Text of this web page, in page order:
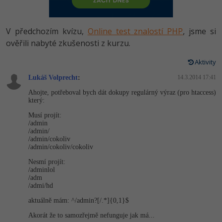
HTML5, CSS3, Bootstrap, SEO
SQL a databáze
UML a návrhové vzory
React
Spring
ASP.NET MVC
Django
Best practices
PHP
JavaScript
HTML / CSS
UML a návrhové vzory
MySQL/MariaDB
MS-SQL
SQLite
Vývojář mobilních aplikací
Specialista na AI a bigdata
Webdesigner
Grafik / UX/UI návrhář
3D grafik
Databázový analytik
-80%
JavaScript -80%
C++ -80%
-80%
C -80%
VB.NET
Návrh SW -80%
V předchozím kvízu, Online test znalostí PHP, jsme si
ověřili nabyté zkušenosti z kurzu.
Aktivity
Lukáš Volprecht: 14.3.2014 17:41
Ahojte, potřeboval bych dát dokupy regulárný výraz (pro htaccess)
který:
Musí projít:
/admin
/admin/
/admin/cokoliv
/admin/cokoliv/co­koliv
Nesmí projít:
/adminlol
/adm
/admi/hd
aktuálně mám: ^/admin?[/.*]{0,1}$
Akorát že to samozřejmě nefunguje jak má...